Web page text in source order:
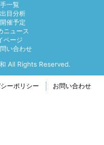
一覧
出目分析
開催予定
ニュース
ページ
い合わせ
All Rights Reserved.
ーポリシー お問い合わせ